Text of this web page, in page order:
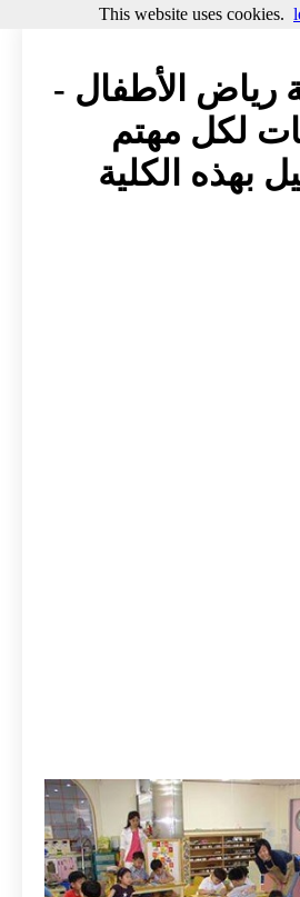
رياض الأطفال -
لكل مهتم
بهذه الكلية
This website uses cookies.